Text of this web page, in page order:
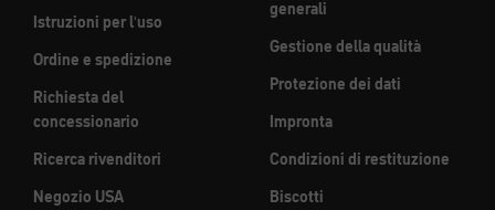
Istruzioni per l'uso
Ordine e spedizione
Richiesta del
concessionario
Ricerca rivenditori
Negozio USA
generali
Gestione della qualità
Protezione dei dati
Impronta
Condizioni di restituzione
Biscotti